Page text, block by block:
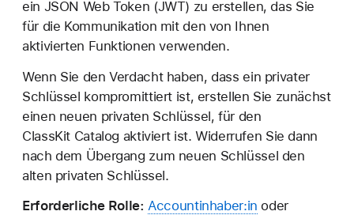
ein JSON Web Token (JWT) zu erstellen, das Sie
für die Kommunikation mit den von Ihnen
aktivierten Funktionen verwenden.
Wenn Sie den Verdacht haben, dass ein privater
Schlüssel kompromittiert ist, erstellen Sie zunächst
einen neuen privaten Schlüssel, für den
ClassKit Catalog aktiviert ist. Widerrufen Sie dann
nach dem Übergang zum neuen Schlüssel den
alten privaten Schlüssel.
Erforderliche Rolle: Accountinhaber:in oder